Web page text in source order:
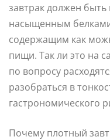
завтрак должен
насыщенным
содержащим как
пищи. Так ли это на
по вопросу
разобраться в
гастрономического
Почему плотный